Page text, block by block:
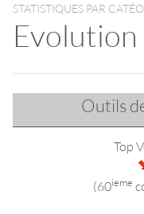
STATISTIQUES PAR
Evolution
Outils
Top
(60ieme